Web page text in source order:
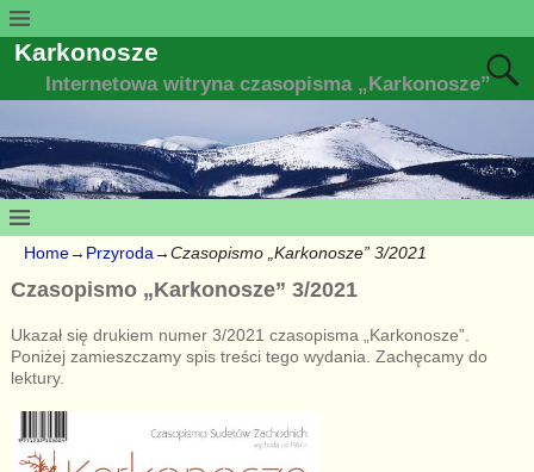
Karkonosze
Internetowa witryna czasopisma „Karkonosze”
Home→ Przyroda→Czasopismo „Karkonosze” 3/2021
Czasopismo „Karkonosze” 3/2021
Ukazał się drukiem numer 3/2021 czasopisma „Karkonosze”.
Poniżej zamieszczamy spis treści tego wydania. Zachęcamy do
lektury.